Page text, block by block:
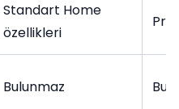
Standart Home
özellikleri
Pro
Bulunmaz